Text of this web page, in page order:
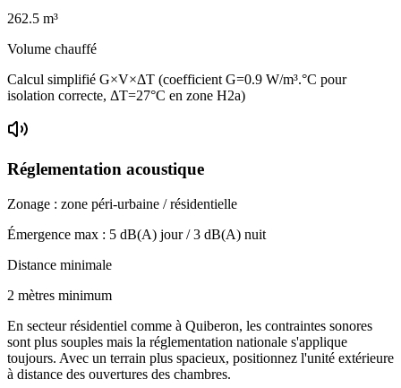
262.5 m³
Volume chauffé
Calcul simplifié G×V×ΔT (coefficient G=0.9 W/m³.°C pour
isolation correcte, ΔT=27°C en zone H2a)
Réglementation acoustique
Zonage : zone péri-urbaine / résidentielle
Émergence max : 5 dB(A) jour /3 dB(A) nuit
Distance minimale
2 mètres minimum
En secteur résidentiel comme à Quiberon, les contraintes sonores
sont plus souples mais la réglementation nationale s'applique
toujours. Avec un terrain plus spacieux, positionnez l'unité extérieure
à distance des ouvertures des chambres.